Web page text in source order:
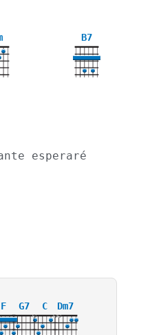
B7
esperaré
F G7 C
X
Dm7
XX